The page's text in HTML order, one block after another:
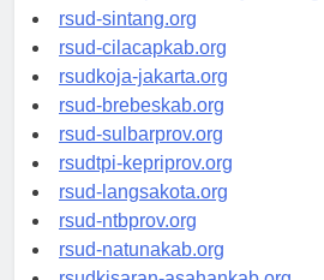
rsudrtnotopuro-sidoarjokab.org
rsud-sintang.org
rsud-cilacapkab.org
rsudkoja-jakarta.org
rsud-brebeskab.org
rsud-sulbarprov.org
rsudtpi-kepriprov.org
rsud-langsakota.org
rsud-ntbprov.org
rsud-natunakab.org